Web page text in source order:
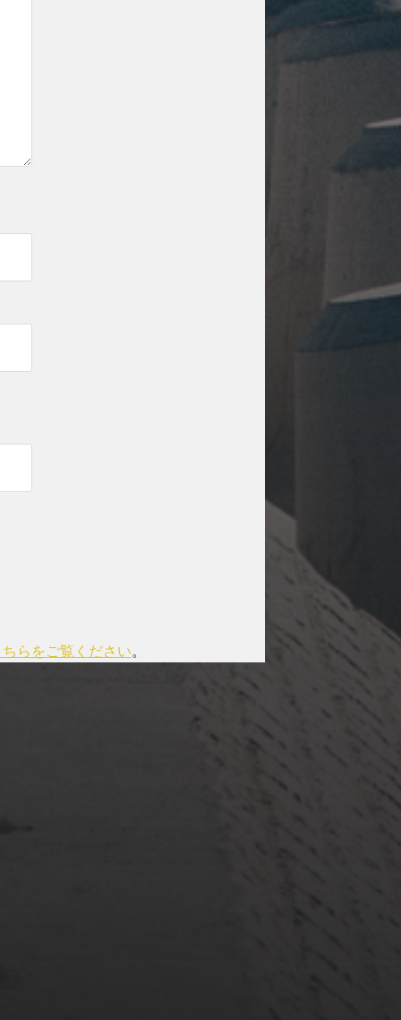
らをご覧ください。